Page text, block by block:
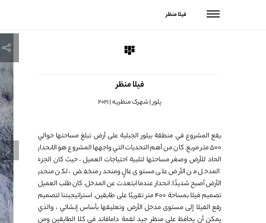
فیلا منظر
فیلا منظر
پلور | شهرک منظریه | 2021
يقع المشروع في منطقة بيلور الجبلية على أرض تبلغ مساحتها حوالي
500 متر مربع. كان من أهم التحديات التي واجهها المشروع هو الانحدار
الحاد للأرض وصغر مساحتها لتلبية احتياجات العميل ، حيث كان الجزء
المدخل من الأرض على مستوى عالٍ ومنحدر منخفض ، لكن منحدر
الأرض أصبح شديدًا. انحدار عندما ابتعدت عن المدخل. كان طلب العميل
تصميم فيلا بمساحة 400 متر تقريبًا على طابقين. استراتيجيتنا لتصميم
رفع الفيلا إلى مستوى مدخل الأرض وتعليقها بأساس إنشائي ، والذي
يمكن أن يحافظ على منظر جيد لقمة دامافاند في كلا الطابقين ومن